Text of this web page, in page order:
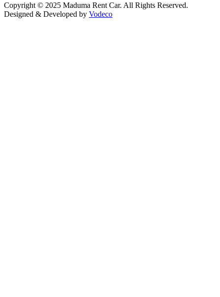
Copyright © 2025 Maduma Rent Car. All Rights Reserved.
Designed & Developed by Vodeco